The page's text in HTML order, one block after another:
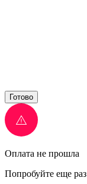
Готово
Оплата не прошла
Попробуйте еще раз